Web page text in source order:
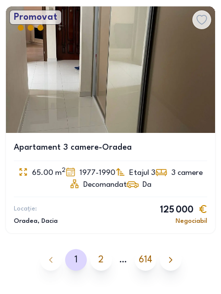
Promovat
Apartament 3 camere-Oradea
65.00 m2 1977-1990 Etajul 3 3 camere
Decomandat
Da
Locație:
Oradea, Dacia
125 000
Negociabil
1 2 … 614